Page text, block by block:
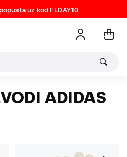
uz kod FLDAY10
ADIDAS